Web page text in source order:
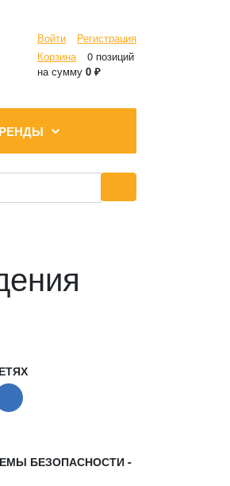
Войти
Регистрация
Корзина
0 позиций
на сумму 0 ₽
БЕЗОПАСНОСТИ -